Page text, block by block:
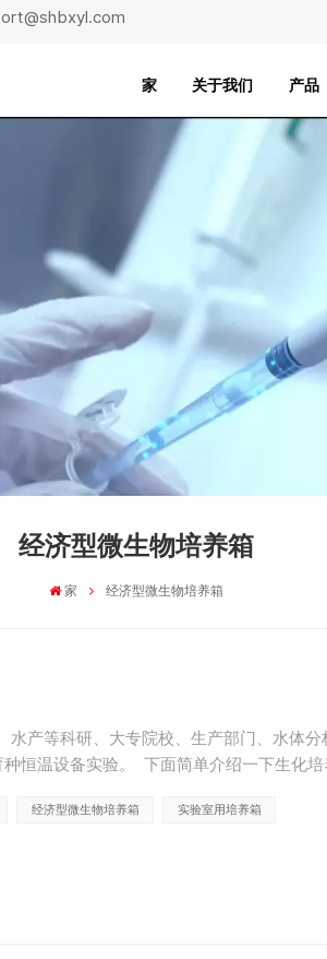
家 关于我们 产品
经济型微生物培养箱
家 经济型微生物培养箱
产等科研、大专院校、生产部门、水体分
恒温设备实验。 下面简单介绍一下生化培
经济型微生物培养箱 实验室用培养箱